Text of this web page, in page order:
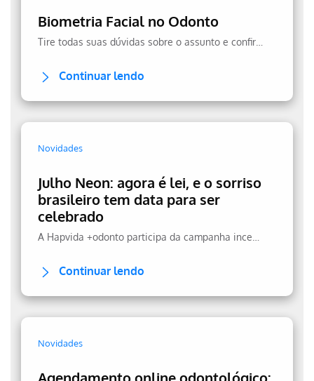
Biometria Facial no Odonto
Continuar lendo
Novidades
Julho Neon: agora é lei, e o sorriso
brasileiro tem data para ser
celebrado
Continuar lendo
Novidades